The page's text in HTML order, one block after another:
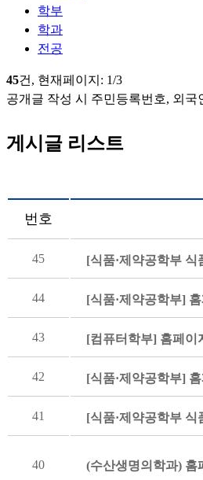
학부
학과
전공
45건, 현재페이지: 1/3
공개글 작성 시 주민등록번호, 외
게시글 리스트
번호
45 [식품·제약공학부
44 [식품·제약공학부]
43 [컴퓨터학부] 홈페이
42 [식품·제약공학부]
41 [식품·제약공학부
40 (수산생명의학과) 홈